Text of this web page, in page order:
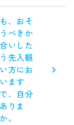
、おそ
べきか
いした
先入観
方にお
ます
、自分
りま
。